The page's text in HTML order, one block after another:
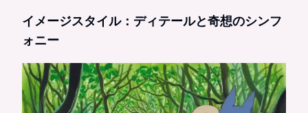
イメージスタイル：ディテールと奇想のシンフ
ォニー